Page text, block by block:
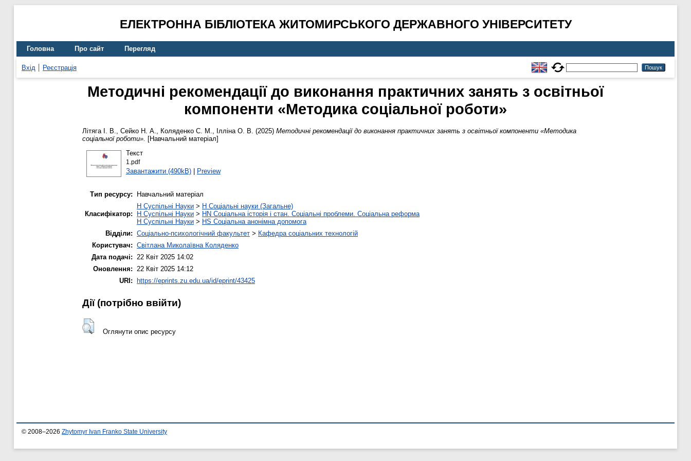
ЕЛЕКТРОННА БІБЛІОТЕКА ЖИТОМИРСЬКОГО ДЕРЖАВНОГО УНІВЕРСИТЕТУ
Головна Про сайт Перегляд
Вхід Реєстрація
Методичні рекомендації до виконання практичних занять з освітньої
компоненти «Методика соціальної роботи»
Літяга І. В., Сейко Н. А., Коляденко С. М., Ілліна О. В. (2025) Методичні рекомендації до виконання практичних занять з освітньої компоненти «Методика
соціальної роботи». [Навчальний матеріал]
Текст
1.pdf
Завантажити (490kB)| Preview
Тип ресурсу: Навчальний матеріал
Класифікатор:
H Суспільні Науки > H Соціальні науки (Загальне)
H Суспільні Науки > HN Соціальна історія і стан. Соціальні проблеми. Соціальна реформа
H Суспільні Науки > HS Соціальна анонімна допомога
Відділи: Соціально-психологічний факультет > Кафедра соціальних технологій
Користувач: Світлана Миколаївна Коляденко
Дата подачі: 22 Квіт 2025 14:02
Оновлення: 22 Квіт 2025 14:12
URI:
https://eprints.zu.edu.ua/id/eprint/43425
Дії ​​(потрібно ввійти)
Оглянути опис ресурсу
© 2008–2026 Zhytomyr Ivan Franko State University